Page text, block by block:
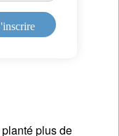
plus de